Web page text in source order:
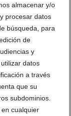
almacenar y/o
procesar datos
búsqueda, para
de
y
datos
a través
que su
subdominios.
cualquier
para el